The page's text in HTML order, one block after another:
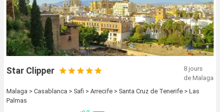
Rechercher
Star Clipper
8 jours
de Malaga
Malaga > Casablanca > Safi > Arrecife > Santa Cruz de Tenerife > Las
Palmas